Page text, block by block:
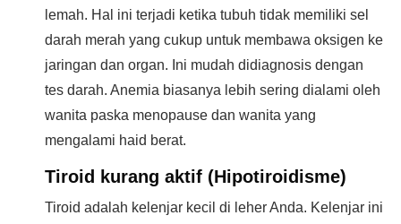
lemah. Hal ini terjadi ketika tubuh tidak memiliki sel
darah merah yang cukup untuk membawa oksigen ke
jaringan dan organ. Ini mudah didiagnosis dengan
tes darah. Anemia biasanya lebih sering dialami oleh
wanita paska menopause dan wanita yang
mengalami haid berat.
Tiroid kurang aktif (Hipotiroidisme)
Tiroid adalah kelenjar kecil di leher Anda. Kelenjar ini